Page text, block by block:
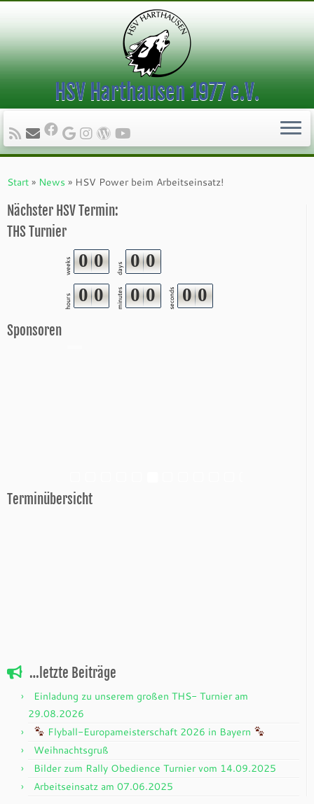
Inhalt
HSV Harthausen 1977 e.V.
Start » News » HSV Power beim Arbeitseinsatz!
Nächster HSV Termin:
THS Turnier
weeks 0 0 days 0 0
hours 0 0 minutes 0 0 seconds 0 0
Sponsoren
Terminübersicht
…letzte Beiträge
Einladung zu unserem großen THS- Turnier am
29.08.2026
Flyball-Europameisterschaft 2026 in Bayern
Weihnachtsgruß
Bilder zum Rally Obedience Turnier vom 14.09.2025
Arbeitseinsatz am 07.06.2025